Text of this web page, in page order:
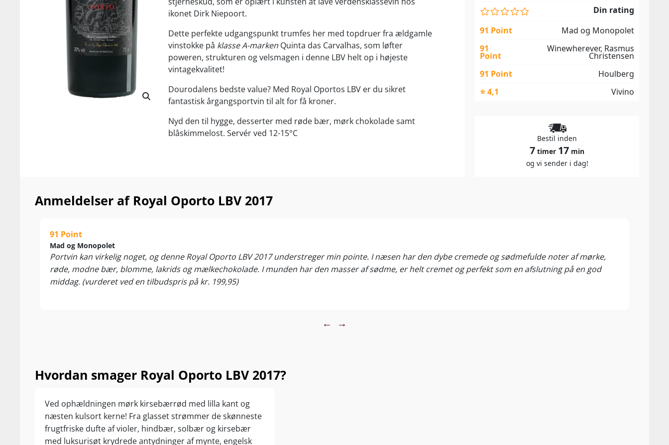
ikonet Dirk Niepoort.
Dette perfekte udgangspunkt trumfes her med topdruer fra ældgamle
vinstokke på klasse A-marken Quinta das Carvalhas, som løfter
poweren, strukturen og velsmagen i denne LBV helt op i højeste
vintagekvalitet!
Dourodalens bedste value? Med Royal Oportos LBV er du sikret
fantastisk årgangsportvin til alt for få kroner.
Nyd den til hygge, desserter med røde bær, mørk chokolade samt
blåskimmelost. Servér ved 12-15°C
Din rating
91 Point
Mad og Monopolet
91
Point
Winewherever, Rasmus
Christensen
91 Point
Houlberg
⭐ 4,1
Vivino
Bestil inden
7 timer 17 min
og vi sender i dag!
Anmeldelser af Royal Oporto LBV 2017
91 Point
Mad og Monopolet
Portvin kan virkelig noget, og denne Royal Oporto LBV 2017 understreger min pointe. I næsen har den dybe cremede og sødmefulde noter af mørke,
røde, modne bær, blomme, lakrids og mælkechokolade. I munden har den masser af sødme, er helt cremet og perfekt som en afslutning på en god
middag. (vurderet ved en tilbudspris på kr. 199,95)
← →
Hvordan smager Royal Oporto LBV 2017?
Ved ophældningen mørk kirsebærrød med lilla kant og
næsten kulsort kerne! Fra glasset strømmer de skønneste
frugtfriske dufte af violer, hindbær, solbær og kirsebær
med luksurisøt krydrede antydninger af mynte, engelsk